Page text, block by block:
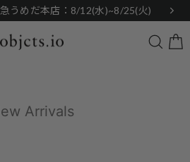
うめだ本店：8/12(水)~8/25(火)
Arrivals